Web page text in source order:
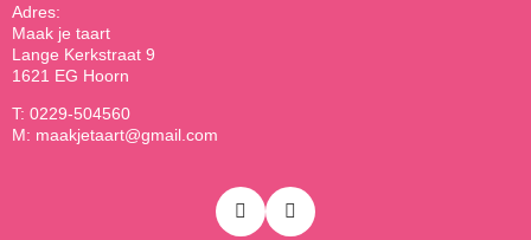
Adres:
Maak je taart
Lange Kerkstraat 9
1621 EG Hoorn
T: 0229-504560
M: maakjetaart@gmail.com